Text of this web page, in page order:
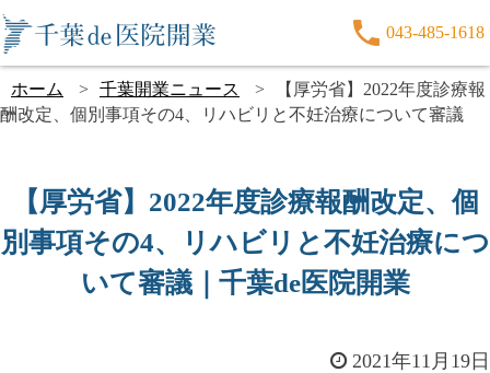
043-485-1618
ホーム 千葉開業ニュース
【厚労省】2022年度診療報
酬改定、個別事項その4、リハビリと不妊治療について審議
【厚労省】2022年度診療報酬改定、個
別事項その4、リハビリと不妊治療につ
いて審議｜千葉de医院開業
2021年11月19日